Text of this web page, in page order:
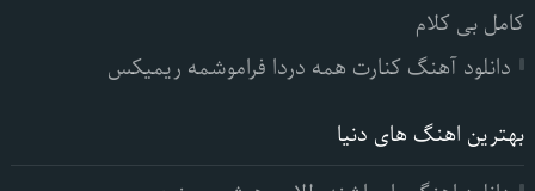
کامل بی کلام
دانلود آهنگ کنارت همه دردا فراموشمه ریمیکس
بهترین اهنگ های دنیا